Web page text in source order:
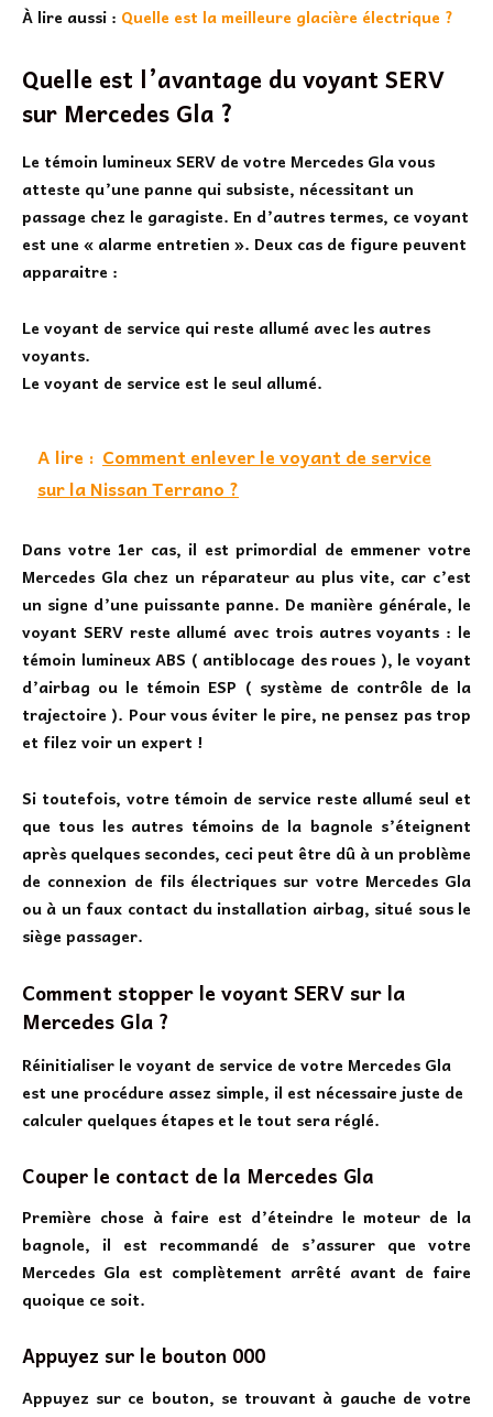
À lire aussi : Quelle est la meilleure glacière électrique ?
Quelle est l’avantage du voyant SERV
sur Mercedes Gla ?
Le témoin lumineux SERV de votre Mercedes Glavous
atteste qu’une panne qui subsiste, nécessitant un
passage chez le garagiste. En d’autres termes, ce voyant
est une « alarme entretien ». Deux cas de figure peuvent
apparaitre :
Le voyant de service qui reste allumé avec les autres
voyants.
Le voyant de service est le seul allumé.
A lire : Comment enlever le voyant de service
sur la Nissan Terrano ?
Dans votre 1er cas, il est primordial de emmener votre
Mercedes Gla chez un réparateur au plus vite, car c’est
un signe d’une puissante panne. De manière générale, le
voyant SERV reste allumé avec trois autres voyants : le
témoin lumineux ABS ( antiblocage des roues ), le voyant
d’airbag ou le témoin ESP ( système de contrôle de la
trajectoire ). Pour vous éviter le pire, ne pensez pas trop
et filez voir un expert !
Si toutefois, votre témoin de service reste allumé seul et
que tous les autres témoins de la bagnole s’éteignent
après quelques secondes, ceci peut être dû à un problème
de connexion de fils électriques sur votre Mercedes Gla
ou à un faux contact du installation airbag, situé sous le
siège passager.
Comment stopper le voyant SERV sur la
Mercedes Gla ?
Réinitialiser le voyant de service de votre Mercedes Gla
est une procédure assez simple, il est nécessaire juste de
calculer quelques étapes et le tout sera réglé.
Couper le contact de la Mercedes Gla
Première chose à faire est d’éteindre le moteur de la
bagnole, il est recommandé de s’assurer que votre
Mercedes Gla est complètement arrêté avant de faire
quoique ce soit.
Appuyez sur le bouton 000
Appuyez sur ce bouton, se trouvant à gauche de votre